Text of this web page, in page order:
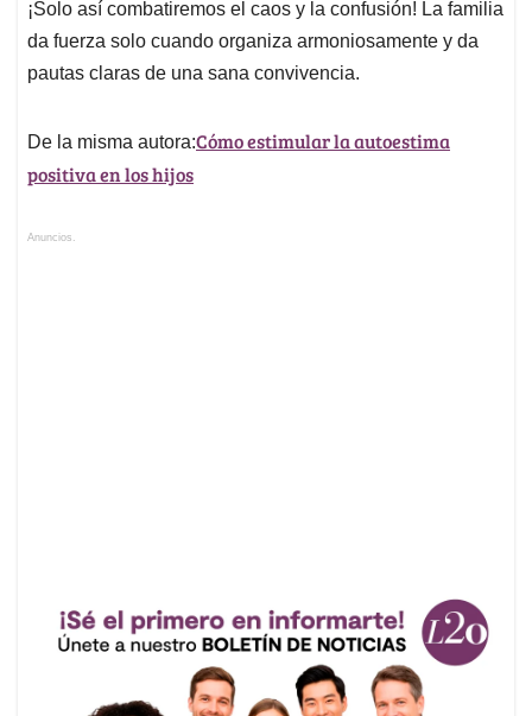
¡Solo así combatiremos el caos y la confusión! La familia
da fuerza solo cuando organiza armoniosamente y da
pautas claras de una sana convivencia.
De la misma autora:Cómo estimular la autoestima
positiva en los hijos
Anuncios.